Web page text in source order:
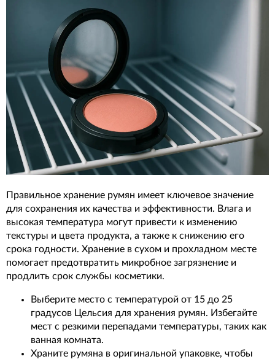
Правильное хранение румян имеет ключевое значение
для сохранения их качества и эффективности. Влага и
высокая температура могут привести к изменению
текстуры и цвета продукта, а также к снижению его
срока годности. Хранение в сухом и прохладном месте
помогает предотвратить микробное загрязнение и
продлить срок службы косметики.
Выберите место с температурой от 15 до 25
градусов Цельсия для хранения румян. Избегайте
мест с резкими перепадами температуры, таких как
ванная комната.
Храните румяна в оригинальной упаковке, чтобы